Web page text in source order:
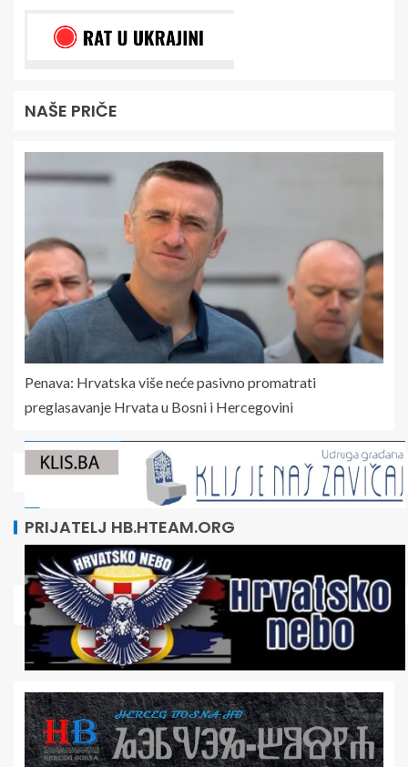
NAŠE PRIČE
Penava: Hrvatska više neće pasivno promatrati
preglasavanje Hrvata u Bosni i Hercegovini
PRIJATELJ HB.HTEAM.ORG